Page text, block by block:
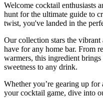
Welcome cocktail enthusiasts
hunt for the ultimate guide to
twist, you've landed in the
Our collection stars the
have for any home bar. From
warmers, this ingredient
sweetness to any drink.
Whether you’re gearing up
your cocktail game, dive into